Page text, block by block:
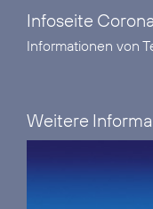
Infoseite Corona
Informationen von
Weitere